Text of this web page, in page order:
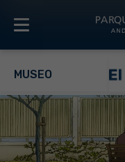
MUSEO